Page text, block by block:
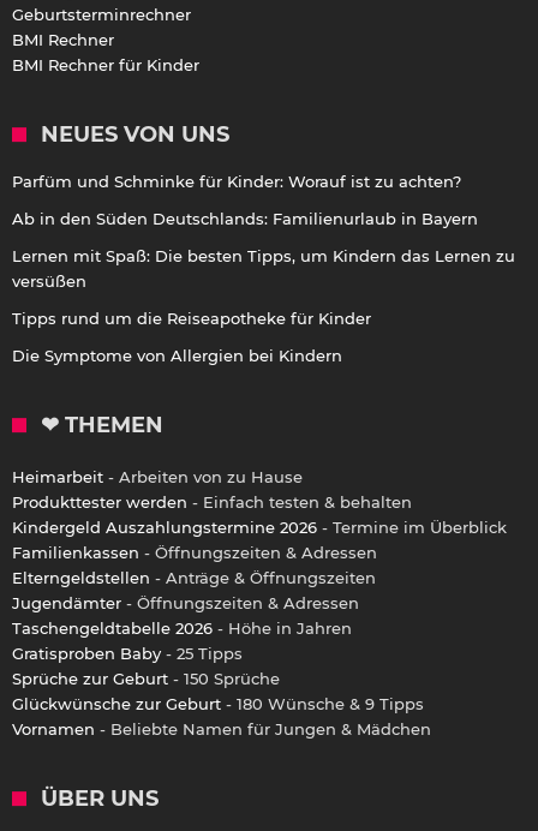
Geburtsterminrechner
BMI Rechner
BMI Rechner für Kinder
NEUES VON UNS
Parfüm und Schminke für Kinder: Worauf ist zu achten?
Ab in den Süden Deutschlands: Familienurlaub in Bayern
Lernen mit Spaß: Die besten Tipps, um Kindern das Lernen zu
versüßen
Tipps rund um die Reiseapotheke für Kinder
Die Symptome von Allergien bei Kindern
❤ THEMEN
Heimarbeit - Arbeiten von zu Hause
Produkttester werden - Einfach testen & behalten
Kindergeld Auszahlungstermine 2026 - Termine im Überblick
Familienkassen - Öffnungszeiten & Adressen
Elterngeldstellen - Anträge & Öffnungszeiten
Jugendämter - Öffnungszeiten & Adressen
Taschengeldtabelle 2026 - Höhe in Jahren
Gratisproben Baby - 25 Tipps
Sprüche zur Geburt - 150 Sprüche
Glückwünsche zur Geburt - 180 Wünsche & 9 Tipps
Vornamen - Beliebte Namen für Jungen & Mädchen
ÜBER UNS